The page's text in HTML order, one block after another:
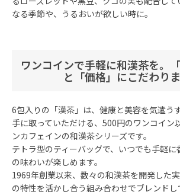
なる季節や、うるおいが欲しい時に。
ワンコインで手軽に和漢茶を。「
と「価格」にこだわり
6包入りの「漢茶」は、健康と美容を気遣う
手に取っていただける、500円のワンコイン
ンカフェインの和漢茶シリーズです。
テトラ型のティーバッグで、いつでも手軽
の味わいが楽しめます。
1969年創業以来、数々の和漢茶を開発した
の特性を活かし合う組み合わせでブレンドし